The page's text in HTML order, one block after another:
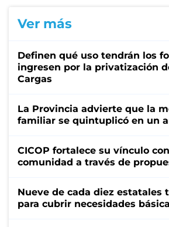
Ver más
Definen qué uso tendrán los
ingresen por la privatización
Cargas
La Provincia advierte que la
familiar se quintuplicó en un
CICOP fortalece su vínculo
comunidad a través de
Nueve de cada diez estatales
para cubrir necesidades